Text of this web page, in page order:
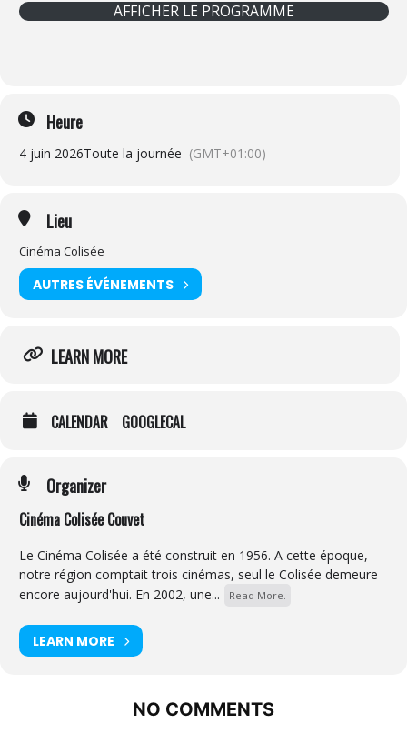
AFFICHER LE PROGRAMME
Heure
4 juin 2026Toute la journée (GMT+01:00)
Lieu
Cinéma Colisée
AUTRES ÉVÉNEMENTS
LEARN MORE
CALENDAR GOOGLECAL
Organizer
Cinéma Colisée Couvet
Le Cinéma Colisée a été construit en 1956. A cette époque,
notre région comptait trois cinémas, seul le Colisée demeure
encore aujourd'hui. En 2002, une...
Read More.
LEARN MORE
NO COMMENTS